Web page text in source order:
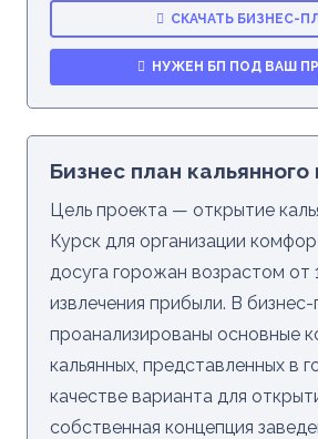
СКАЧАТЬ БИЗНЕС-
НУЖЕН БП ПОД ВАШ
Бизнес план кальянного
Цель проекта — открытие
Курск для организации
досуга горожан возрастом от
извлечения прибыли. В
проанализированы основные
кальянных, представленных в
качестве варианта для
собственная концепция